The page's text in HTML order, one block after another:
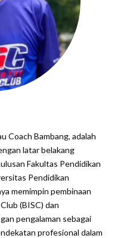
Coach Bambang, adalah
latar belakang
Fakultas Pendidikan
Pendidikan
memimpin pembinaan
(BISC) dan
pengalaman sebagai
profesional dalam